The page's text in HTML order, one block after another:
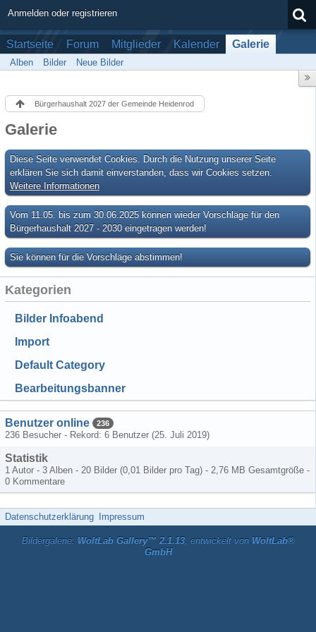
Anmelden oder registrieren
Startseite Forum Mitglieder Kalender Galerie
Alben Bilder Neue Bilder
Bürgerhaushalt 2027 der Gemeinde Heidenrod
Galerie
Diese Seite verwendet Cookies. Durch die Nutzung unserer Seite
erklären Sie sich damit einverstanden, dass wir Cookies setzen.
Weitere Informationen
Vom 11.05. bis zum 30.06.2025 können wieder Vorschläge für den
Bürgerhaushalt 2027 - 2030 eingetragen werden!
Sie können für die Vorschläge abstimmen!
Kategorien
Bilder Infoabend
Import
Default Category
Bearbeitungsbanner
Benutzer online 236
236 Besucher - Rekord: 6 Benutzer (25. Juli 2019)
Statistik
1 Autor - 3 Alben - 20 Bilder (0,01 Bilder pro Tag) - 2,76 MB Gesamtgröße -
0 Kommentare
Datenschutzerklärung Impressum
Bildergalerie: WoltLab Gallery™ 2.1.13, entwickelt von WoltLab®
GmbH